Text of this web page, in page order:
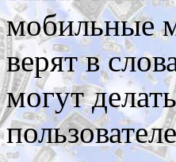
мобильные
верят в
могут